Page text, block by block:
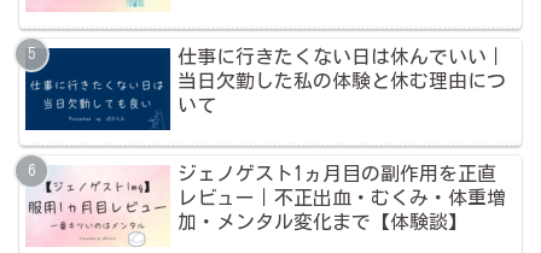
仕事に行きたくない日は休んでいい｜
当日欠勤した私の体験と休む理由につ
いて
ジェノゲスト1ヵ月目の副作用を正直
レビュー｜不正出血・むくみ・体重増
加・メンタル変化まで【体験談】